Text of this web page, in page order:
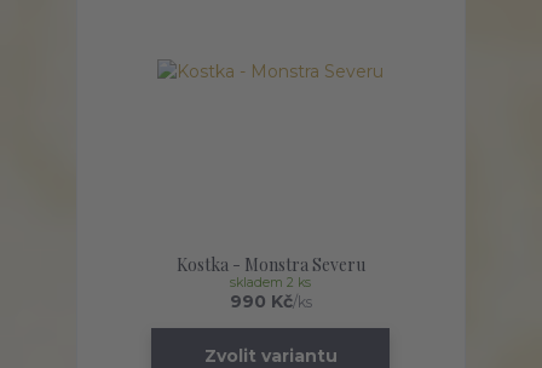
Kostka - Monstra Severu
990 Kč/ks
skladem 2 ks
Zvolit variantu